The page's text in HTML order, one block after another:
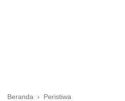
Beranda › Peristiwa